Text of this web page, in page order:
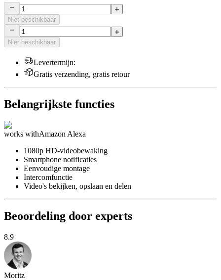
Niet beschikbaar
Niet beschikbaar
Levertermijn:
Gratis verzending, gratis retour
Belangrijkste functies
works withAmazon Alexa
1080p HD-videobewaking
Smartphone notificaties
Eenvoudige montage
Intercomfunctie
Video's bekijken, opslaan en delen
Beoordeling door experts
8.9
Moritz